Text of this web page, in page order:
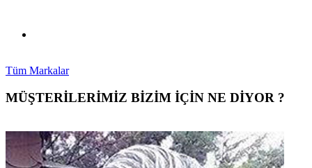
Tüm Markalar
MÜŞTERİLERİMİZ BİZİM İÇİN NE DİYOR ?